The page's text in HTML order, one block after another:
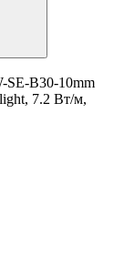
SE-B30-10mm
7.2 Вт/м,